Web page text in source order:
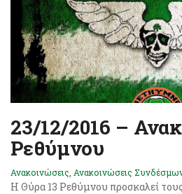
23/12/2016 –
Ρεθύμνου
Ανακοινώσεις Ανακοινώσεις
Η Θύρα 13 Ρεθύμνου προσκαλεί